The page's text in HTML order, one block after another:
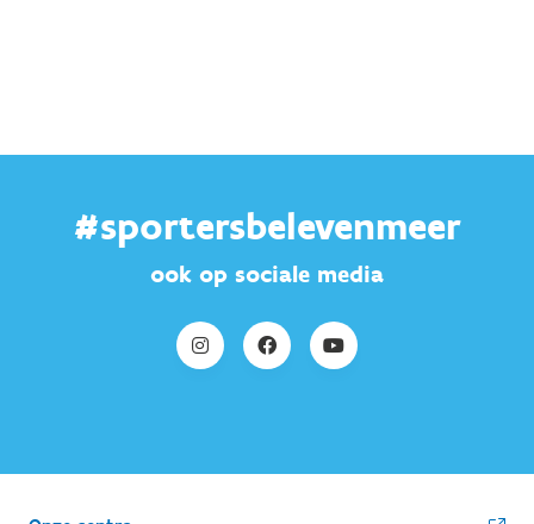
#sportersbelevenmeer
ook op sociale media